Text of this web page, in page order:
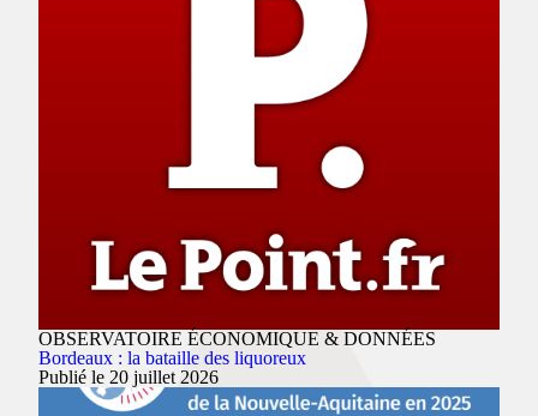
OBSERVATOIRE ÉCONOMIQUE & DONNÉES
Bordeaux : la bataille des liquoreux
Publié le 20 juillet 2026